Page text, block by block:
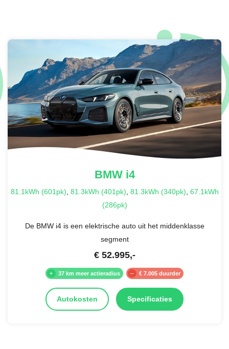
BMWi4
81.1kWh (601pk), 81.3kWh (401pk), 81.3kWh (340pk), 67.1kWh
(286pk)
De BMW i4 is een elektrische auto uit het middenklasse
segment
€ 52.995,-
37 km meer actieradius € 7.005 duurder
Autokosten Specificaties